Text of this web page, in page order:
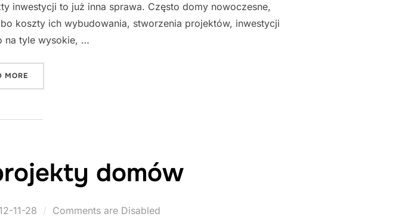
inwestycji to już inna sprawa. Często domy nowoczesne,
koszty ich wybudowania, stworzenia projektów, inwestycji
na tyle wysokie, …
MORE
domów
11-28 Comments are Disabled